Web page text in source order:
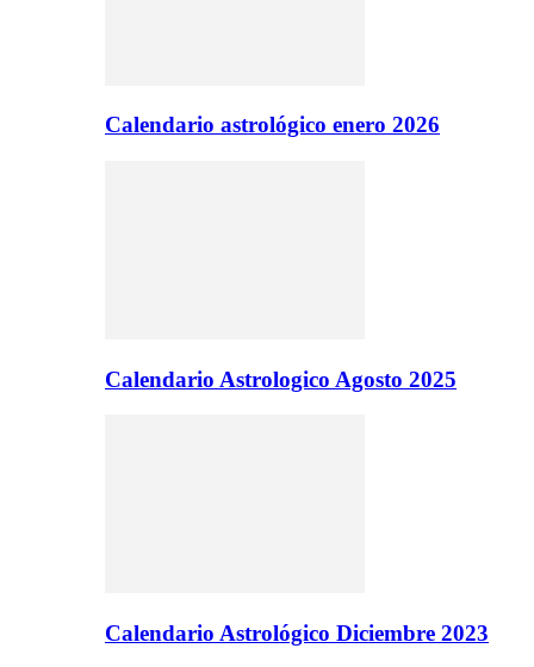
Calendario astrológico enero 2026
Calendario Astrologico Agosto 2025
Calendario Astrológico Diciembre 2023